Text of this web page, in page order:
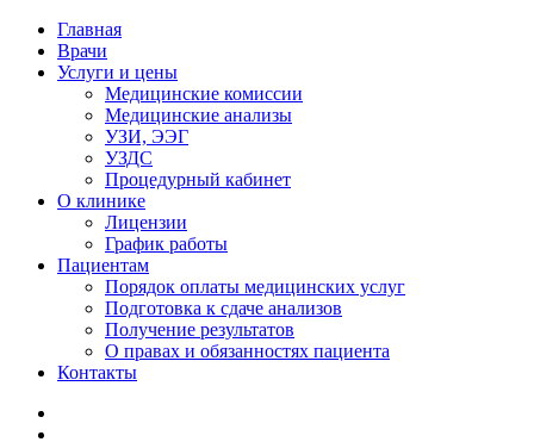
Главная
Врачи
Услуги и цены
Медицинские комиссии
Медицинские анализы
УЗИ, ЭЭГ
УЗДС
Процедурный кабинет
О клинике
Лицензии
График работы
Пациентам
Порядок оплаты медицинских услуг
Подготовка к сдаче анализов
Получение результатов
О правах и обязанностях пациента
Контакты